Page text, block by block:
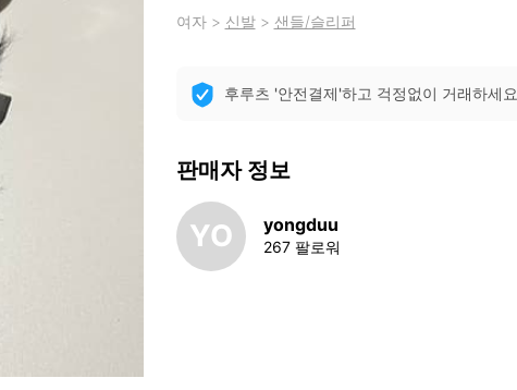
여자> 신발> 샌들/슬리퍼
후루츠 '안전결제'하고 걱정없이 거래하세요
판매자 정보
YO yongduu
267 팔로워